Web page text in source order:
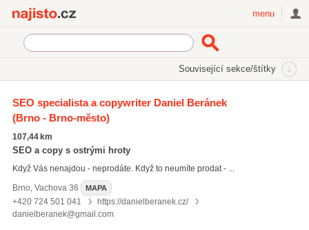
menu
Související sekce/štítky
žurnalistická tvorba(5)
fotografické služby
celoživotní vzdělávání (43)
Všechny související štítky
SEO specialista a copywriter Daniel Beránek
(Brno - Brno-město)
107,44 km
SEO a copy s ostrými hroty
Když Vás nenajdou - neprodáte. Když to neumíte prodat - ...
Brno, Vachova 36 MAPA
+420 724 501 041
https://danielberanek.cz/
danielberanek@gmail.com